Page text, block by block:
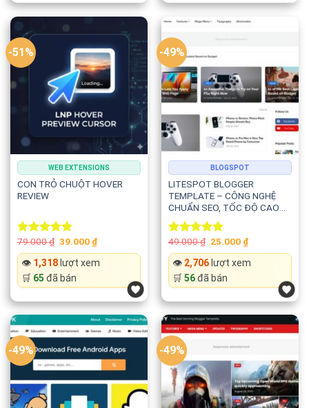
-51%
WEB EXTENSIONS
CON TRỎ CHUỘT HOVER
REVIEW
Rated5.00
out of 5
79.000₫ Original
was:
79.000 ₫.
39.000 ₫Current
price
is:
39.000 ₫.
👁️ 1,318lượt xem
🛒 65 đã bán
-49%
BLOGSPOT
LITESPOT BLOGGER
TEMPLATE – CÔNG NGHỆ
CHUẨN SEO, TỐC ĐỘ CAO
VÀ HIỆN ĐẠI
Rated5.00
out of 5
49.000₫ Original
was:
49.000 ₫.
25.000 ₫Current
price
is:
25.000 ₫.
👁️ 2,706lượt xem
🛒 56đã bán
-49% -49%